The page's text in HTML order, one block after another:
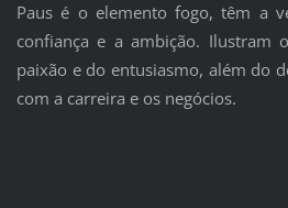
Paus é o elemento fogo, têm a
confiança e a ambição. Ilustram
paixão e do entusiasmo, além do
com a carreira e os negócios.